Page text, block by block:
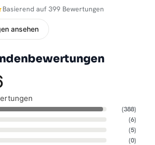
Basierend auf 399 Bewertungen
ansehen
(388)
(6)
(5)
(0)